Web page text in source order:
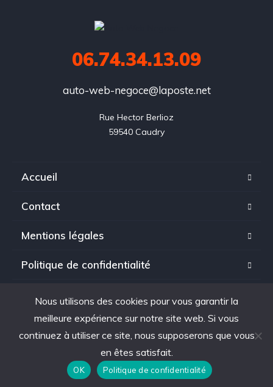
06.74.34.13.09
auto-web-negoce@laposte.net
Rue Hector Berlioz
59540 Caudry
Accueil
Contact
Mentions légales
Politique de confidentialité
Copyright © 2025. tous droits réservés à Auto Web Negoce.
Nous utilisons des cookies pour vous garantir la
meilleure expérience sur notre site web. Si vous
continuez à utiliser ce site, nous supposerons que vous
en êtes satisfait.
OK Politique de confidentialité